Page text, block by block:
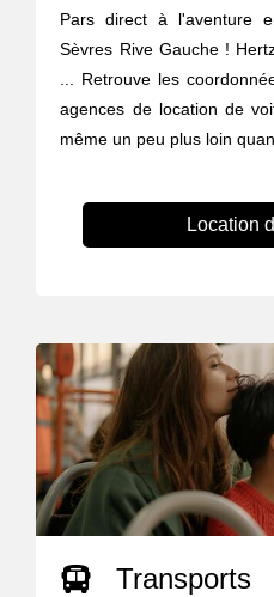
Pars direct à l'aventure
Sèvres Rive Gauche !
... Retrouve les
agences de location de
même un peu plus loin
Location
Transports